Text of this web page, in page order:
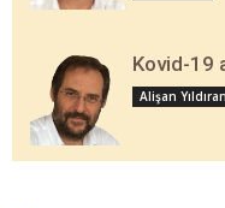
Kovid-19
Alişan